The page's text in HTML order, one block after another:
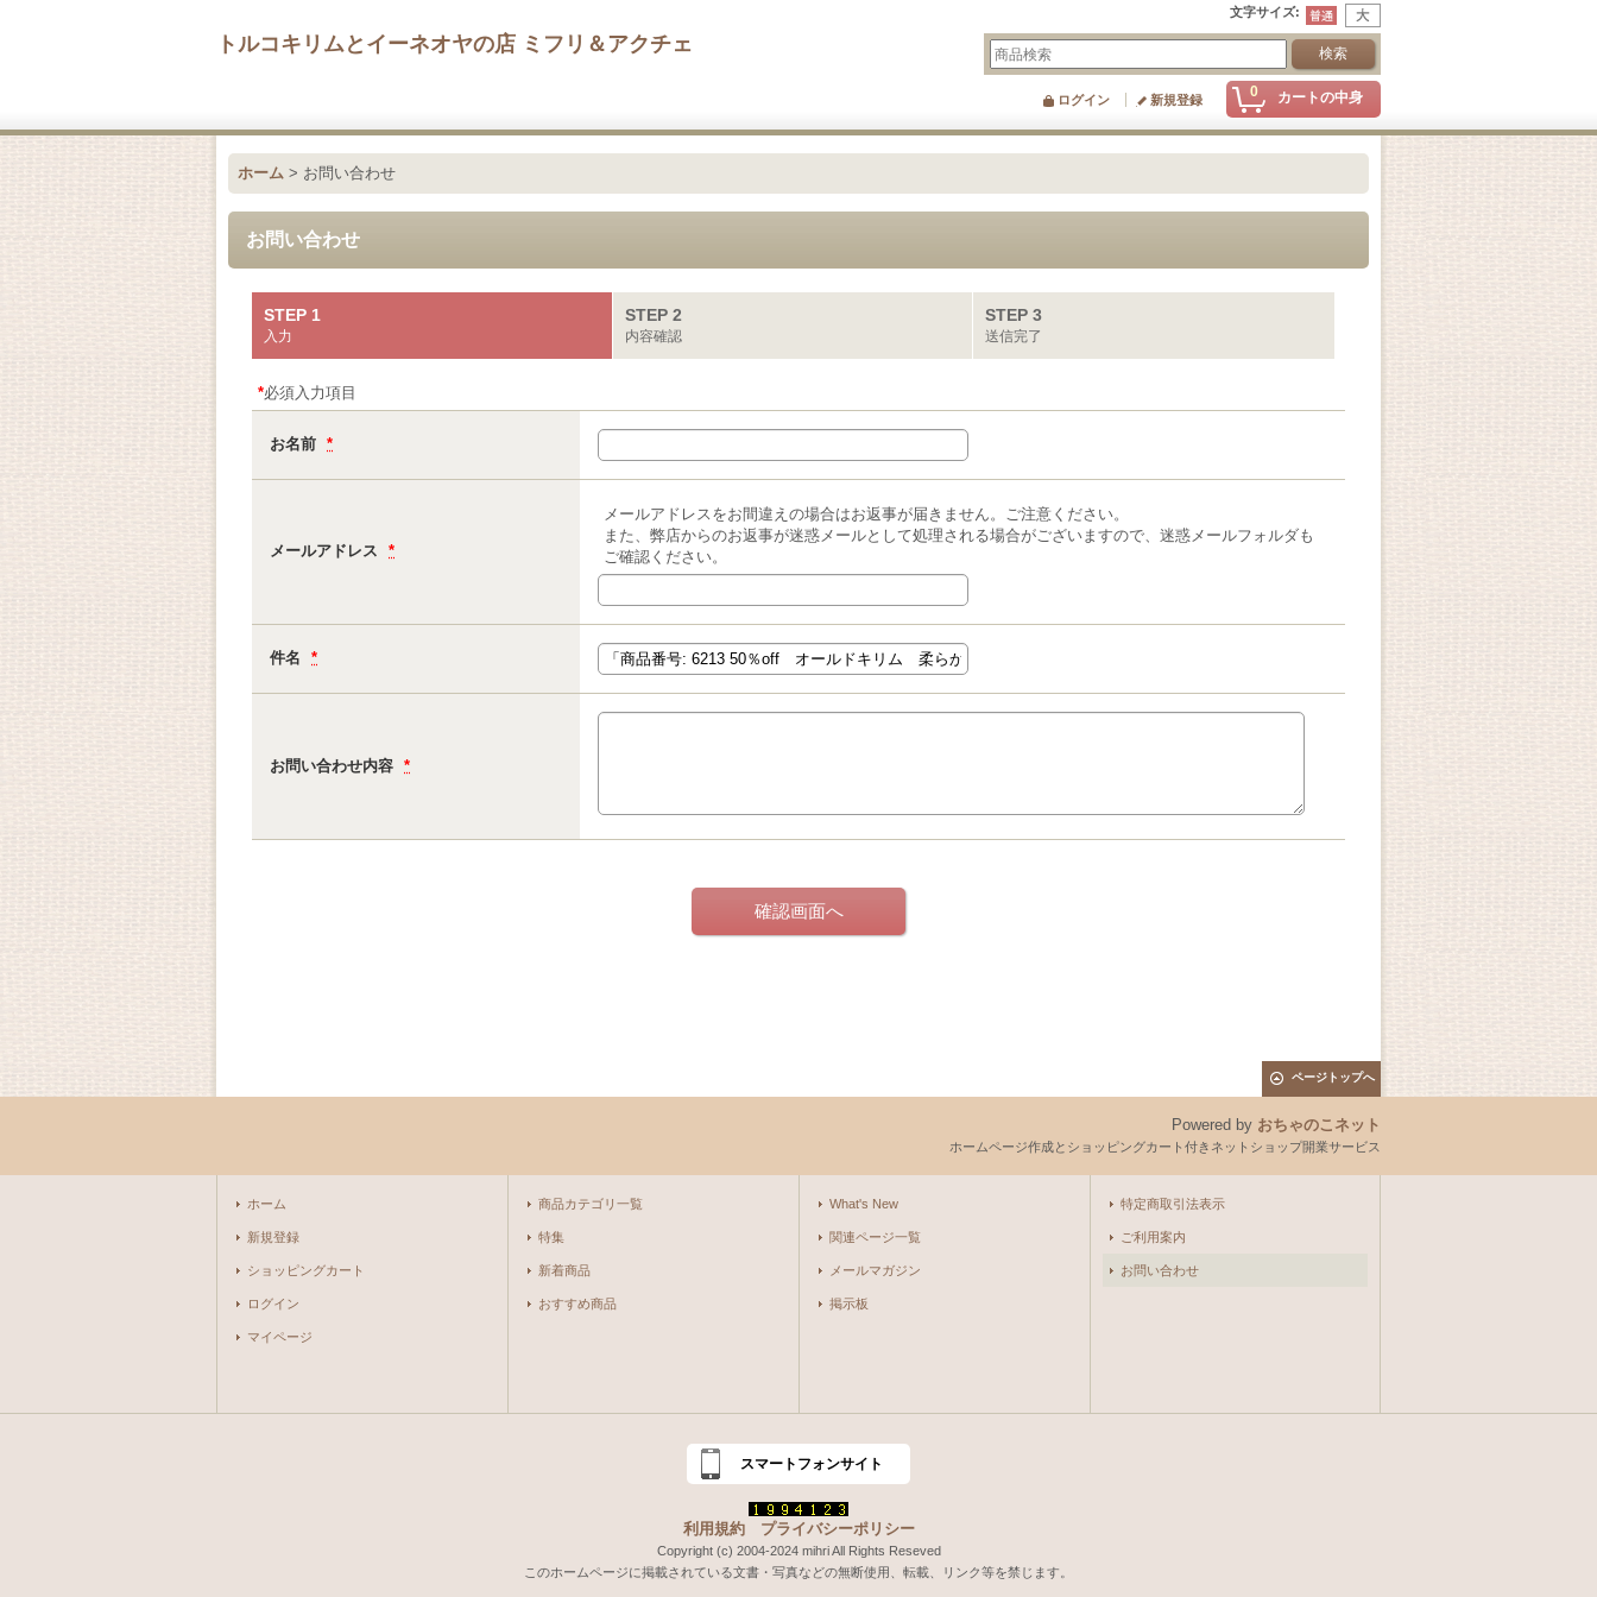
文字サイズ:
トルコキリムとイーネオヤの店 ミフリ＆アクチェ
0 カートの中身
ログイン 新規登録
ホーム > お問い合わせ
お問い合わせ
STEP 1
入力
STEP 2
内容確認
STEP 3
送信完了
*必須入力項目
お名前 *
メールアドレス *
メールアドレスをお間違えの場合はお返事が届きません。ご注意ください。
また、弊店からのお返事が迷惑メールとして処理される場合がございますので、迷惑メールフォルダも
ご確認ください。
件名 *
お問い合わせ内容 *
ページトップへ
Powered by おちゃのこネット
ホームページ作成とショッピングカート付きネットショップ開業サービス
ホーム
新規登録
ショッピングカート
ログイン
マイページ
商品カテゴリ一覧
特集
新着商品
おすすめ商品
What's New
関連ページ一覧
メールマガジン
掲示板
特定商取引法表示
ご利用案内
お問い合わせ
スマートフォンサイト
利用規約 プライバシーポリシー
Copyright (c) 2004-2024 mihri All Rights Reseved
このホームページに掲載されている文書・写真などの無断使用、転載、リンク等を禁じます。